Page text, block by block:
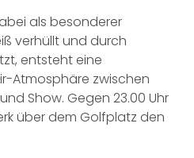
als besonderer
verhüllt und durch
entsteht eine
Atmosphäre zwischen
Show. Gegen 23.00 Uhr
über dem Golfplatz den